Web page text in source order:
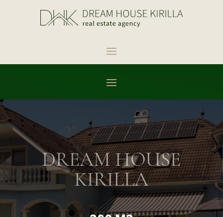
DREAM HOUSE
KIRILLA